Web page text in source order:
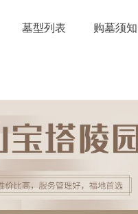
墓型列表 购墓须知